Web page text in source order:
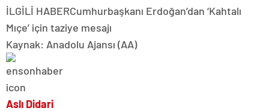
İLGİLİ HABERCumhurbaşkanı Erdoğan’dan ‘Kahtalı
Mıçe’ için taziye mesajı
Kaynak: Anadolu Ajansı (AA)
Aslı Didari